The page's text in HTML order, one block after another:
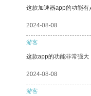
这款加速器app的功能有
2024-08-08
游客
这款app的功能非常强大
2024-08-08
游客